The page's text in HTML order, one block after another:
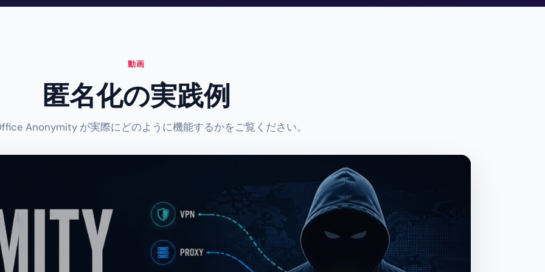
動画
匿名化の実践例
Anonymity が実際にどのように機能するかをご覧ください。